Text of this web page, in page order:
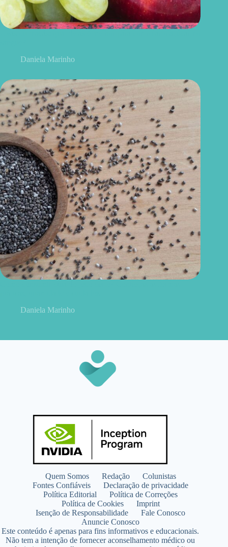
Daniela Marinho
Daniela Marinho
Quem Somos Redação
Colunistas
Fontes Confiáveis
Declaração de privacidade
Política Editorial
Política de Correções
Política de Cookies
Imprint
Isenção de Responsabilidade
Fale Conosco
Anuncie Conosco
Este conteúdo é apenas para fins informativos e educacionais.
Não tem a intenção de fornecer aconselhamento médico ou